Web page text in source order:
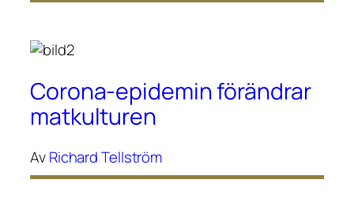
Corona-epidemin förändrar
matkulturen
AvRichard Tellström